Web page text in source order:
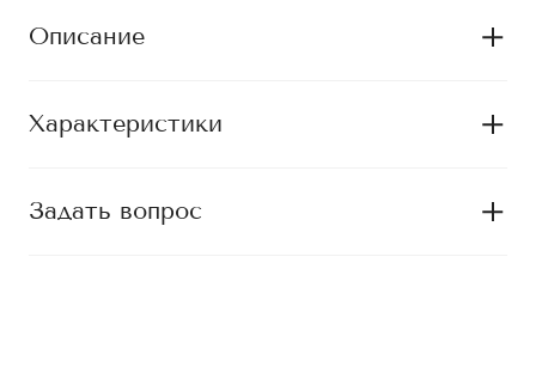
Описание
Характеристики
Задать вопрос